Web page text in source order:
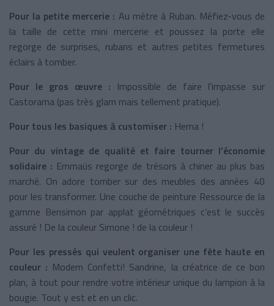
Pour la petite mercerie : Au mètre à Ruban. Méfiez-vous de
la taille de cette mini mercerie et poussez la porte elle
regorge de surprises, rubans et autres petites fermetures
éclairs à tomber.
Pour le gros œuvre : Impossible de faire l’impasse sur
Castorama (pas très glam mais tellement pratique).
Pour tous les basiques à customiser : Hema !
Pour du vintage de qualité et faire tourner l’économie
solidaire : Emmaüs regorge de trésors à chiner au plus bas
marché. On adore tomber sur des meubles des années 40
pour les transformer. Une couche de peinture Ressource de la
gamme Bensimon par applat géométriques c’est le succès
assuré ! De la couleur Simone ! de la couleur !
Pour les pressés qui veulent organiser une fête haute en
couleur : Modern Confetti! Sandrine, la créatrice de ce bon
plan, à tout pour rendre votre intérieur unique du lampion à la
bougie. Tout y est et en un clic.